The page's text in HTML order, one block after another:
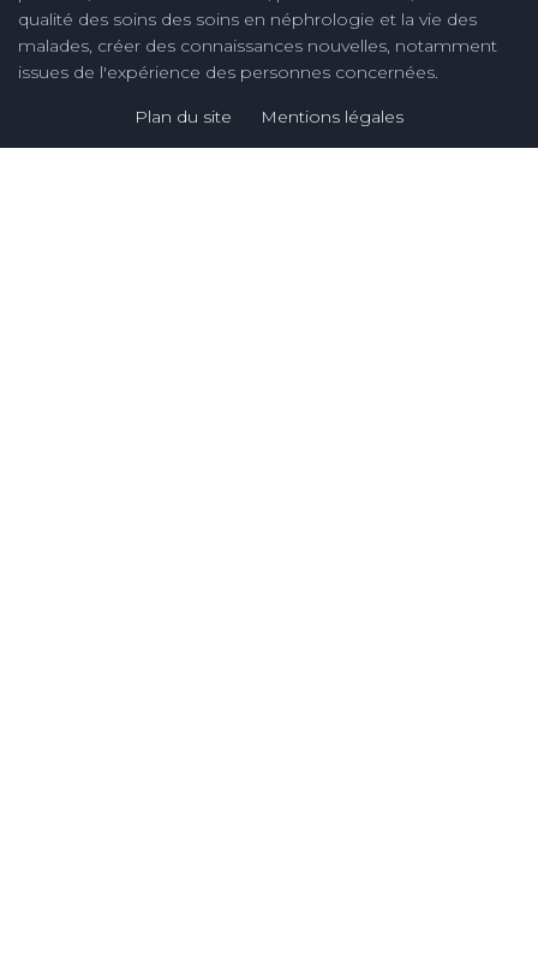
qualité des soins des soins en néphrologie et la vie des
malades, créer des connaissances nouvelles, notamment
issues de l'expérience des personnes concernées.
Plan du site Mentions légales